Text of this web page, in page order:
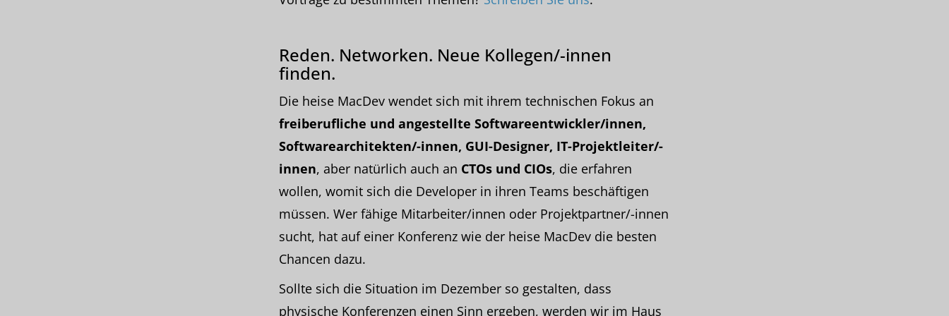
Reden. Networken. Neue Kollegen/-innen
finden.
Die heise MacDev wendet sich mit ihrem technischen Fokus an
freiberufliche und angestellte Softwareentwickler/innen,
Softwarearchitekten/-innen, GUI-Designer, IT-Projektleiter/-
innen, aber natürlich auch an CTOs und CIOs, die erfahren
wollen, womit sich die Developer in ihren Teams beschäftigen
müssen. Wer fähige Mitarbeiter/innen oder Projektpartner/-innen
sucht, hat auf einer Konferenz wie der heise MacDev die besten
Chancen dazu.
Sollte sich die Situation im Dezember so gestalten, dass
physische Konferenzen einen Sinn ergeben, werden wir im Haus